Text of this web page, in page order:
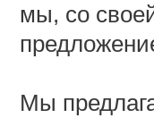
мы, со
Мы